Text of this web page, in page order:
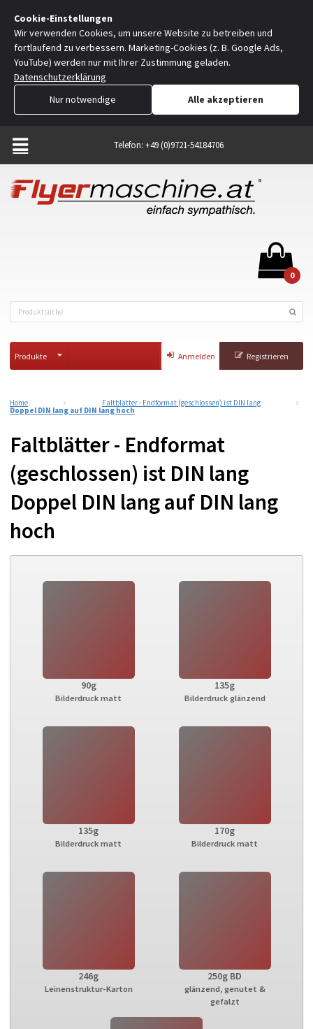
Cookie-Einstellungen
Wir verwenden Cookies, um unsere Website zu betreiben und
fortlaufend zu verbessern. Marketing-Cookies (z. B. Google Ads,
YouTube) werden nur mit Ihrer Zustimmung geladen.
Datenschutzerklärung
Nur notwendige
Alle akzeptieren
Telefon: +49 (0)9721-54184706
0
Produkte Anmelden Registrieren
Home Faltblätter - Endformat (geschlossen) ist DIN lang
Doppel DIN lang auf DIN lang hoch
Faltblätter - Endformat
(geschlossen) ist DIN lang
Doppel DIN lang auf DIN lang
hoch
90g
Bilderdruck matt
135g
Bilderdruck glänzend
135g
Bilderdruck matt
170g
Bilderdruck matt
246g
Leinenstruktur-Karton
250g BD
glänzend, genutet &
gefalzt